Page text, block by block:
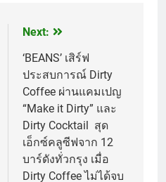
Next:
‘BEANS’ เสิร์ฟ
ประสบการณ์ Dirty
Coffee ผ่านแคมเปญ
“Make it Dirty” และ
Dirty Cocktail สุด
เอ็กซ์คลูซีฟจาก 12
บาร์ดังทั่วกรุง เมื่อ
Dirty Coffee ไม่ได้จบ